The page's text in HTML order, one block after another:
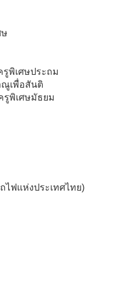
ษ
พิเศษประถม
ณูเพื่อสันติ
รูพิเศษมัธยม
ไฟแห่งประเทศไทย)